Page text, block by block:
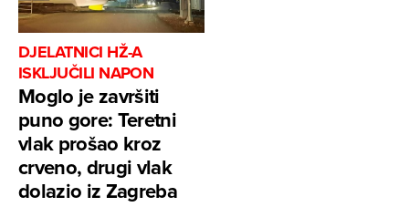
DJELATNICI HŽ-A
ISKLJUČILI NAPON
Moglo je završiti
puno gore: Teretni
vlak prošao kroz
crveno, drugi vlak
dolazio iz Zagreba